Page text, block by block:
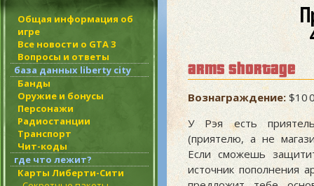
Общая информация об
игре
Все новости о GTA 3
Вопросы и ответы
база данных liberty city
Банды
Оружие и бонусы
Персонажи
Радиостанции
Транспорт
Чит-коды
где что лежит?
Карты Либерти-Сити
arms shortage
Вознаграждение:$10
У Рэя есть
(приятелю, а не
Если сможешь
источник пополнения